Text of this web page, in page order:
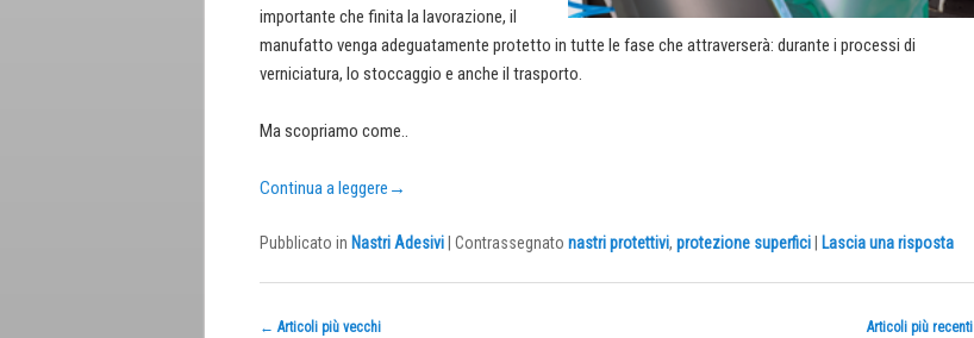
importante che finita la lavorazione, il
manufatto venga adeguatamente protetto in tutte le fase che attraverserà: durante i processi di
verniciatura, lo stoccaggio e anche il trasporto.
Ma scopriamo come..
Continua a leggere →
Pubblicato in Nastri Adesivi Contrassegnato nastri protettivi, protezione superfici Lascia una risposta
Navigazione
← Articoli più vecchi Articoli più recenti